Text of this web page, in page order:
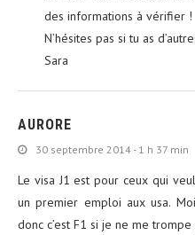
des informations à vérifier !
N’hésites pas si tu as
Sara
AURORE
30 septembre 2014 - 1 h 37 min
Le visa J1 est pour ceux qui
un premier emploi aux usa.
donc c’est F1 si je ne me trompe